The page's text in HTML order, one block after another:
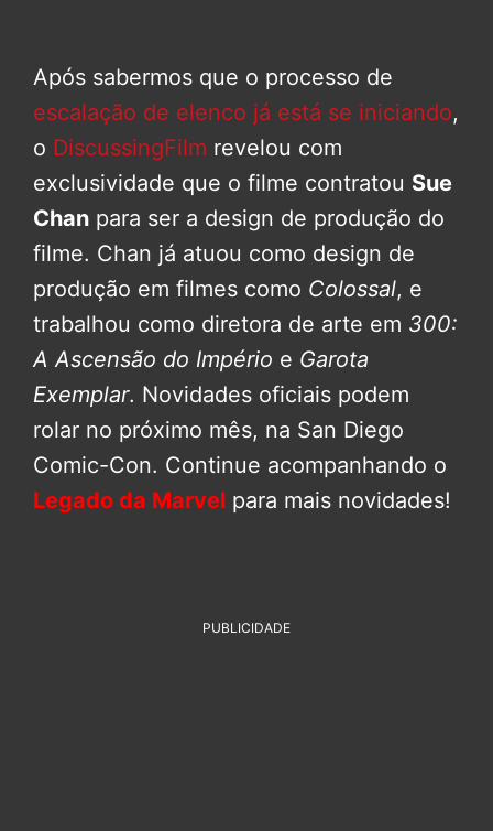
Após sabermos que o processo de
escalação de elenco já está se iniciando,
o DiscussingFilm revelou com
exclusividade que o filme contratou Sue
Chan para ser a design de produção do
filme. Chan já atuou como design de
produção em filmes como Colossal, e
trabalhou como diretora de arte em 300:
A Ascensão do Império e Garota
Exemplar. Novidades oficiais podem
rolar no próximo mês, na San Diego
Comic-Con. Continue acompanhando o
Legado da Marvel para mais novidades!
PUBLICIDADE